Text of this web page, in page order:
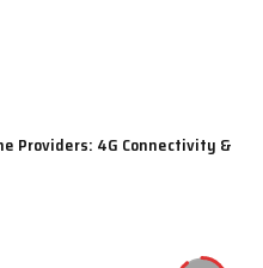
Providers: 4G Connectivity &